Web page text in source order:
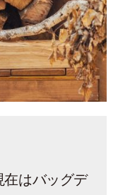
在はバッグデ